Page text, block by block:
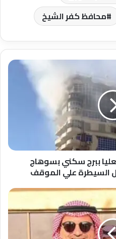
محافظ كفر الشيخ
ببرج سكني بسوهاج
السيطرة علي الموقف